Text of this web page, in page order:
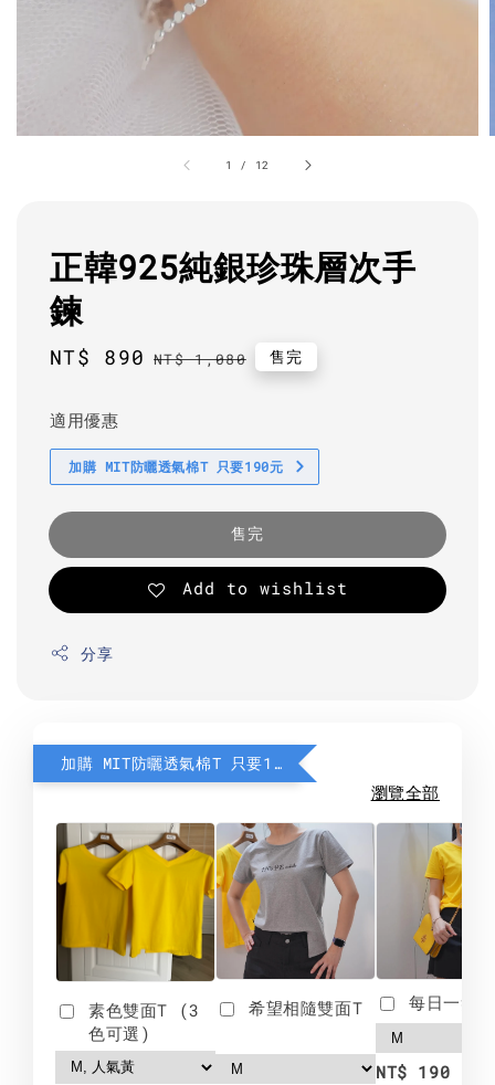
1 / 12
正韓925純銀珍珠層次手
鍊
Sale
NT$ 890 Regular
NT$ 1,080 售完
適用優惠
加購 MIT防曬透氣棉T 只要190元
售完
Add to wishlist
分享
加購 MIT防曬透氣棉T 只要190元
瀏覽全部
素色雙面T (3
色可選)
希望相隨雙面T 每日一笑
NT$ 190